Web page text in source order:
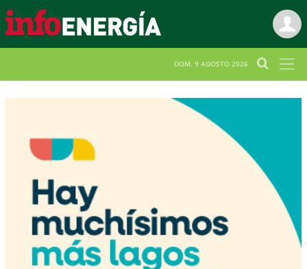
DOM. 9 AGOSTO 2026